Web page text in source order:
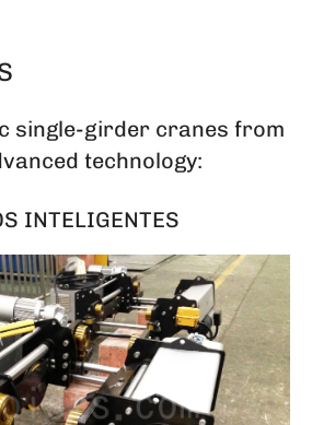
single-girder cranes from
technology:
INTELIGENTES